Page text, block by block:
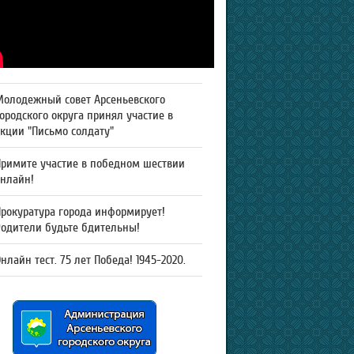
совет Арсеньевского
округа принял участие в
"Письмо солдату"
участие в победном шествии
города информирует!
будьте бдительны!
тест. 75 лет Победа! 1945-2020.